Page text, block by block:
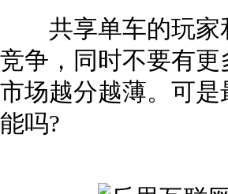
共享单车的玩家
竞争，同时不要有
市场越分越薄。可
能吗?